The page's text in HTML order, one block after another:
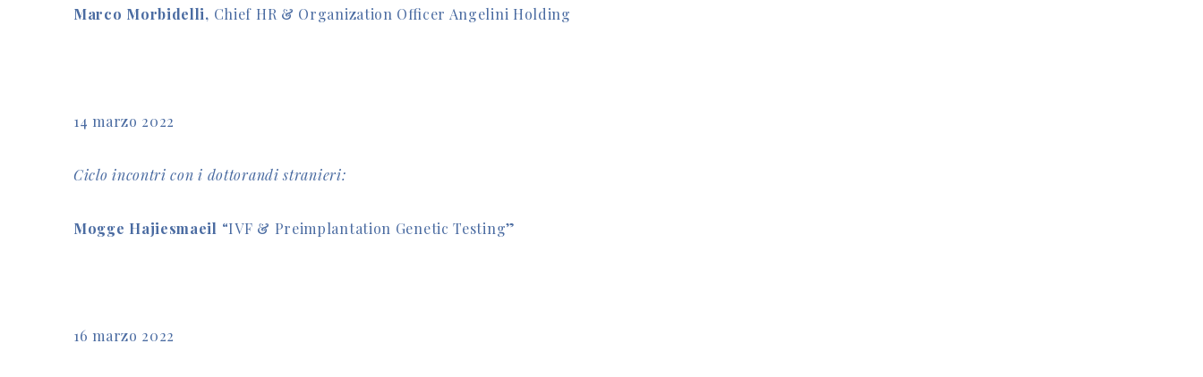
Marco Morbidelli, Chief HR & Organization Officer Angelini Holding
14 marzo 2022
Ciclo incontri con i dottorandi stranieri:
Mogge Hajiesmaeil “IVF & Preimplantation Genetic Testing”
16 marzo 2022